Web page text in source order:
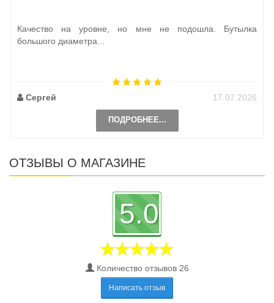
Качество на уровне, но мне не подошла. Бутылка
большого диаметра...
Сергей 17.07.2026
ПОДРОБНЕЕ...
ОТЗЫВЫ О МАГАЗИНЕ
5.0
Количество отзывов 26
Написать отзыв